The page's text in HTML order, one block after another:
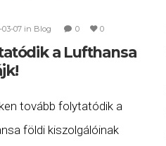
07 in Blog 0 0
a Lufthansa
tovább folytatódik a
földi kiszolgálóinak